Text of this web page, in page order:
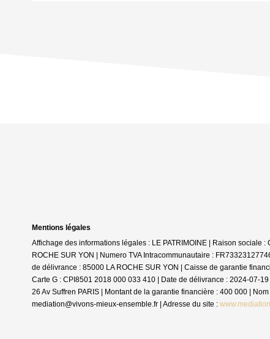
Mentions légales
Affichage des informations légales : LE PATRIMOINE | Raison sociale
ROCHE SUR YON | Numero TVA Intracommunautaire :
de délivrance : 85000 LA ROCHE SUR YON | Caisse de garantie
Carte G : CPI8501 2018 000 033 410 | Date de délivrance : 2024-07-
26 Av Suffren PARIS | Montant de la garantie financière : 400 000 |
mediation@vivons-mieux-ensemble.fr | Adresse du site :